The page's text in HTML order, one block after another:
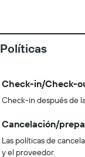
Políticas
Check-in/Check-
Check-in después de
Cancelación/
Las políticas de
y el proveedor.